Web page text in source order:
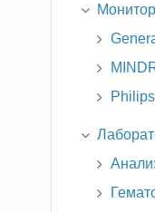
Philips